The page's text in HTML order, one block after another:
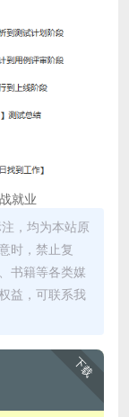
就业
，均为本站原
时，禁止复
书籍等各类媒
益，可联系我
下载